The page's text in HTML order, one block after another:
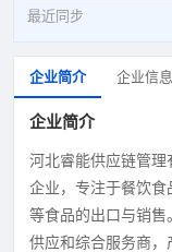
最近同步
企业简介 企业信息
企业简介
河北睿能供应链管理
企业，专注于餐饮
等食品的出口与销
供应和综合服务商